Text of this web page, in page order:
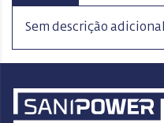
Sem descrição